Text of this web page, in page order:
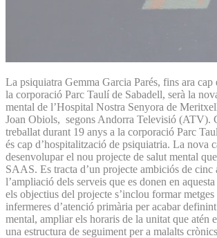
La psiquiatra Gemma Garcia Parés, fins ara cap
la corporació Parc Taulí de Sabadell, serà la
mental de l’Hospital Nostra Senyora de
Joan Obiols, segons Andorra Televisió (ATV).
treballat durant 19 anys a la corporació Parc
és cap d’hospitalització de psiquiatria. La nova
desenvolupar el nou projecte de salut mental
SAAS. Es tracta d’un projecte ambiciós de cinc
l’ampliació dels serveis que es donen en
els objectius del projecte s’inclou formar metges
infermeres d’atenció primària per acabar
mental, ampliar els horaris de la unitat que atén
una estructura de seguiment per a malalts